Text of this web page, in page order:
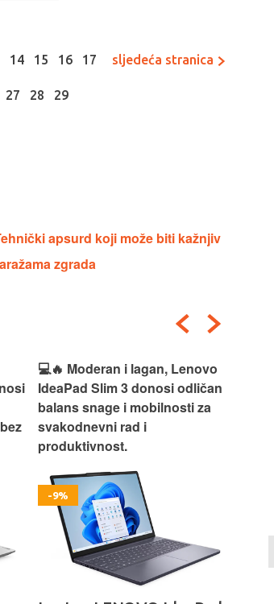
14 15 16 17
27 28 29
sljedeća stranica
apsurd koji može biti kažnjiv
zgrada
za
💻✨ Jednostavan, pouzdan i
praktičan, Lenovo IdeaPad 1
idealan je izbor za svakodnevni
rad, učenje i bezbrižno
korištenje.